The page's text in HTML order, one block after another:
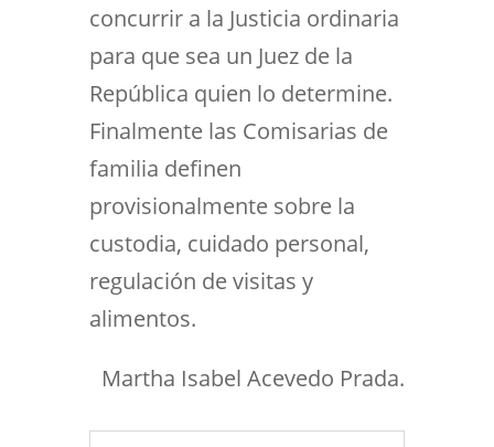
concurrir a la Justicia ordinaria
para que sea un Juez de la
República quien lo determine.
Finalmente las Comisarias de
familia definen
provisionalmente sobre la
custodia, cuidado personal,
regulación de visitas y
alimentos.
Martha Isabel Acevedo Prada.